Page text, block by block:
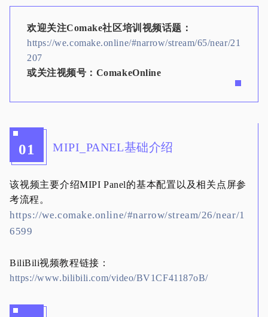
欢迎关注Comake社区培训视频话题：
https://we.comake.online/#narrow/stream/65/near/21
207
或关注视频号：ComakeOnline
01 MIPI_PANEL基础介绍
该视频主要介绍MIPI Panel的基本配置以及相关点屏参
考流程。
https://we.comake.online/#narrow/stream/26/near/1
6599
BiliBili视频教程链接：
https://www.bilibili.com/video/BV1CF41187oB/